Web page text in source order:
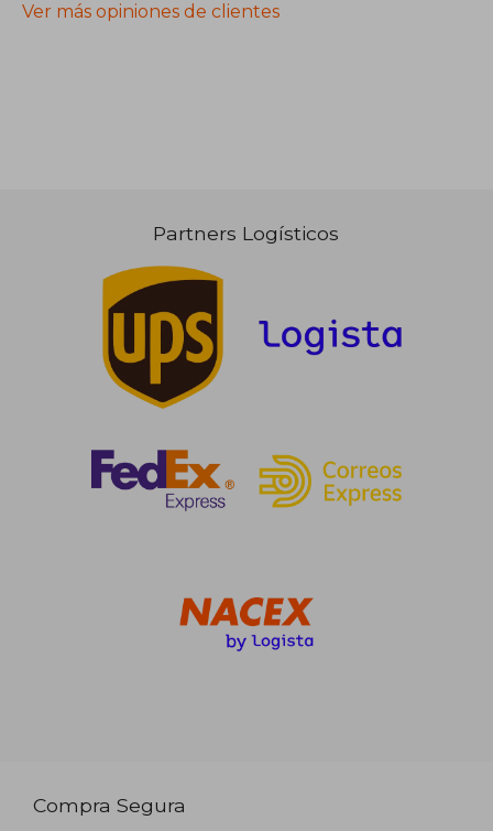
Ver más opiniones de clientes
Partners Logísticos
Compra Segura